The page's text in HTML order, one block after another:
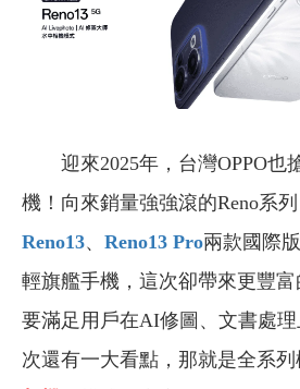
迎來2025年，台灣OPPO也
機！向來銷量強強滾的Reno系
Reno13、 Reno13 Pro兩款國際
輕旗艦手機，這次卻帶來更豐富
要滿足用戶在AI修圖、文書處
次還有一大看點，那就是全系列